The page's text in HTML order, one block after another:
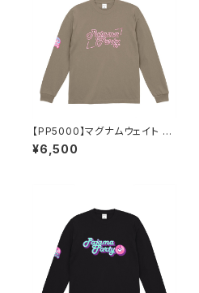
【PP5000】マグナムウェイト ビ
ッグシルエット ロングスリーブ
（アシッドカーキ）
¥6,500